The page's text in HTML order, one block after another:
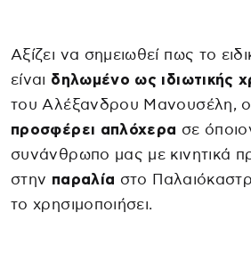
Αξίζει να σημειωθεί πως το
είναι δηλωμένο ως ιδιωτικής
του Αλέξανδρου Μανουσέλη, ο
προσφέρει απλόχερα σε
συνάνθρωπο μας με κινητικά
στην παραλία στο
το χρησιμοποιήσει.